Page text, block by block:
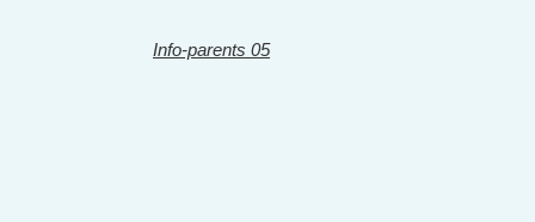
Info-parents 05